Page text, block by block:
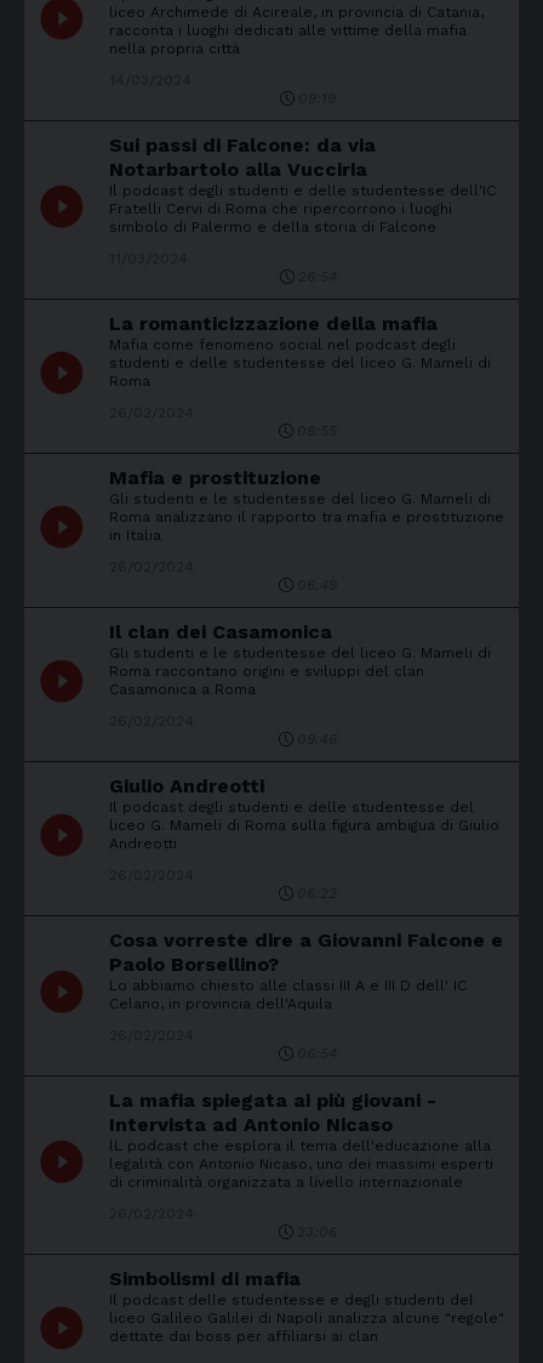
play_circle_filled
liceo Archimede di Acireale, in provincia di Catania,
racconta i luoghi dedicati alle vittime della mafia
nella propria città
play_circle_filled
Sui passi di Falcone: da via
Notarbartolo alla Vucciria
Il podcast degli studenti e delle studentesse dell'IC
Fratelli Cervi di Roma che ripercorrono i luoghi
simbolo di Palermo e della storia di Falcone
play_circle_filled
La romanticizzazione della mafia
Mafia come fenomeno social nel podcast degli
studenti e delle studentesse del liceo G. Mameli di
Roma
play_circle_filled
Mafia e prostituzione
Gli studenti e le studentesse del liceo G. Mameli di
Roma analizzano il rapporto tra mafia e prostituzione
in Italia
play_circle_filled
Il clan dei Casamonica
Gli studenti e le studentesse del liceo G. Mameli di
Roma raccontano origini e sviluppi del clan
Casamonica a Roma
play_circle_filled
Giulio Andreotti
Il podcast degli studenti e delle studentesse del
liceo G. Mameli di Roma sulla figura ambigua di Giulio
Andreotti
play_circle_filled
Cosa vorreste dire a Giovanni Falcone e
Paolo Borsellino?
Lo abbiamo chiesto alle classi III A e III D dell' IC
Celano, in provincia dell'Aquila
play_circle_filled
La mafia spiegata ai più giovani -
Intervista ad Antonio Nicaso
lL podcast che esplora il tema dell'educazione alla
legalità con Antonio Nicaso, uno dei massimi esperti
di criminalità organizzata a livello internazionale
play_circle_filled
Simbolismi di mafia
Il podcast delle studentesse e degli studenti del
liceo Galileo Galilei di Napoli analizza alcune "regole"
dettate dai boss per affiliarsi ai clan